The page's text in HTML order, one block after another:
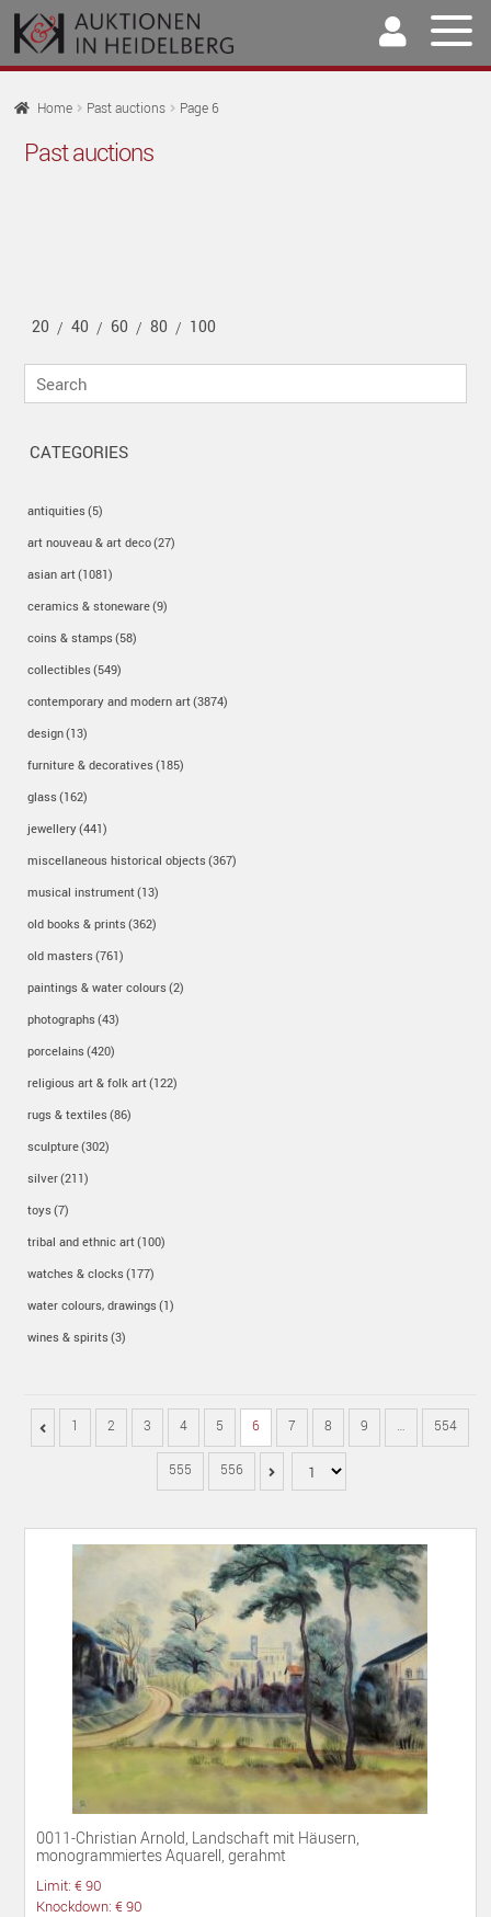
Skip
to
navigation
Skip
to
content
Home
Auctions
Contact
Home Past auctions Page 6
Past auctions
20 / 40 / 60 / 80 / 100
1 2 3 4 5 6 7 8 9 … 554
555 556
0011-Christian Arnold, Landschaft mit Häusern,
monogrammiertes Aquarell, gerahmt
Limit: € 90
Knockdown: € 90
Search
CATEGORIES
antiquities(5)
art nouveau & art deco(27)
asian art(1081)
ceramics & stoneware(9)
coins & stamps(58)
collectibles(549)
contemporary and modern art(3874)
design(13)
furniture & decoratives(185)
glass(162)
jewellery(441)
miscellaneous historical objects(367)
musical instrument(13)
old books & prints(362)
old masters(761)
paintings & water colours(2)
photographs(43)
porcelains(420)
religious art & folk art(122)
rugs & textiles(86)
sculpture(302)
silver(211)
toys(7)
tribal and ethnic art(100)
watches & clocks(177)
water colours, drawings(1)
wines & spirits(3)